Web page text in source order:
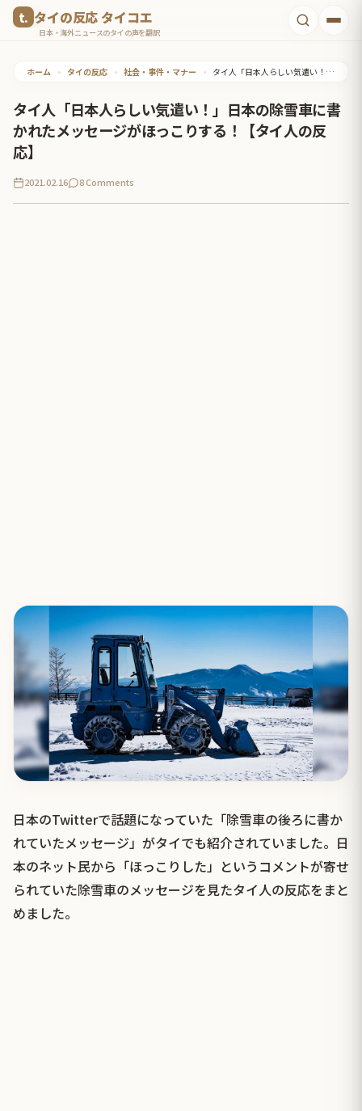
タイの反応 タイコエ
日本・海外ニュースのタイの声を翻訳
ホーム • タイの反応 • 社会・事件・マナー • タイ人「日本人らしい気遣い！」日本の除雪車に書かれたメッセージがほっこりする！【タイ人の反応】
タイ人「日本人らしい気遣い！」日本の除雪車に書
かれたメッセージがほっこりする！【タイ人の反
応】
2021.02.16 8 Comments
日本のTwitterで話題になっていた「除雪車の後ろに書か
れていたメッセージ」がタイでも紹介されていました。日
本のネット民から「ほっこりした」というコメントが寄せ
られていた除雪車のメッセージを見たタイ人の反応をまと
めました。